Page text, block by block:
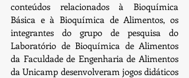
conteúdos relacionados à Bioquímica
Básica e à Bioquímica de Alimentos, os
integrantes do grupo de pesquisa do
Laboratório de Bioquímica de Alimentos
da Faculdade de Engenharia de Alimentos
da Unicamp desenvolveram jogos didáticos